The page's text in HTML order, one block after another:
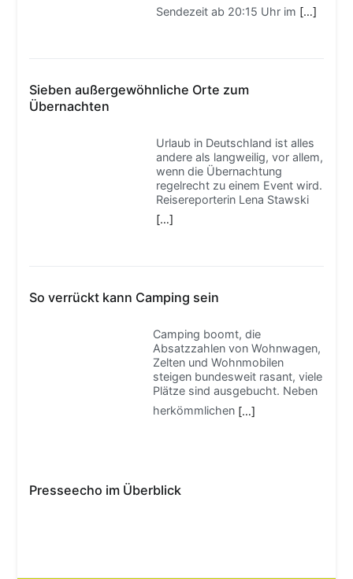
Sendezeit ab 20:15 Uhr im […]
Sieben außergewöhnliche Orte zum
Übernachten
Urlaub in Deutschland ist alles
andere als langweilig, vor allem,
wenn die Übernachtung
regelrecht zu einem Event wird.
Reisereporterin Lena Stawski
[…]
So verrückt kann Camping sein
Camping boomt, die
Absatzzahlen von Wohnwagen,
Zelten und Wohnmobilen
steigen bundesweit rasant, viele
Plätze sind ausgebucht. Neben
herkömmlichen […]
Presseecho im Überblick